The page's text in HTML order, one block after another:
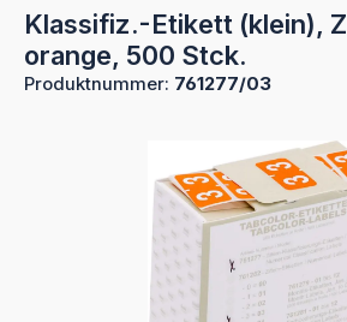
Klassifiz.-Etikett (klein),
orange, 500 Stck.
Produktnummer: 761277/03